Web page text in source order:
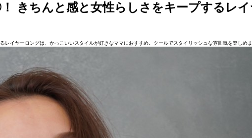
きちんと感と女性らしさをキープするレイ
レイヤーロングは、かっこいいスタイルが好きなママにおすすめ。クールでスタイリッシュな雰囲気を楽しめま